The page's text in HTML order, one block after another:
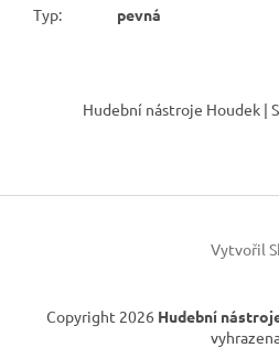
Typ: pevná
í
Hudební nástroje Houdek |
Vytvořil
Copyright 2026 Hudební